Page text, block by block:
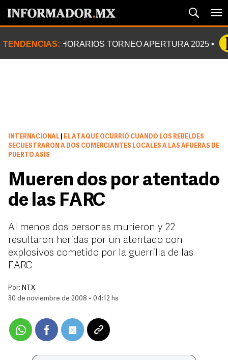
TENDENCIAS: HORARIOS TORNEO APERTURA 2025
INTERNACIONAL
EL ATAQUE OCURRIÓ CUANDO LOS REBELDES
SECUESTRARON A DOS COMERCIANTES LOCALES A LAS AFUERAS DE
PUERTO ASÍS
Mueren dos por atentado
de las FARC
Al menos dos personas murieron y 22
resultaron heridas por un atentado con
explosivos cometido por la guerrilla de las
FARC
Por: NTX
30 de noviembre de 2008 - 04:12 hs